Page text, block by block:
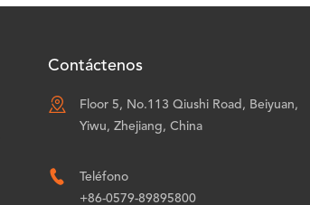
Contáctenos

Floor 5, No.113 Qiushi Road, Beiyuan,
Yiwu, Zhejiang, China

Teléfono
+86-0579-89895800